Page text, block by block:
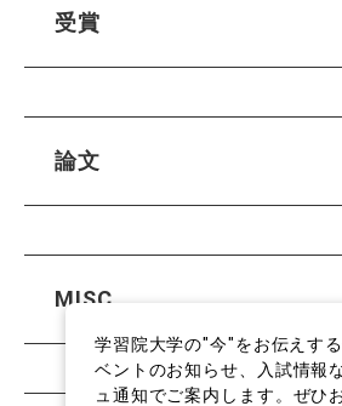
受賞
論文
MISC
学習院大学の"今"をお伝えす
ベントのお知らせ、入試情報
ュ通知でご案内します。ぜひ